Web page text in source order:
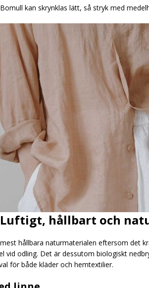
kan skrynklas lätt, så stryk med
Luftigt, hållbart och
hållbara naturmaterialen eftersom det
vid odling. Det är dessutom biologiskt
för både kläder och hemtextilier.